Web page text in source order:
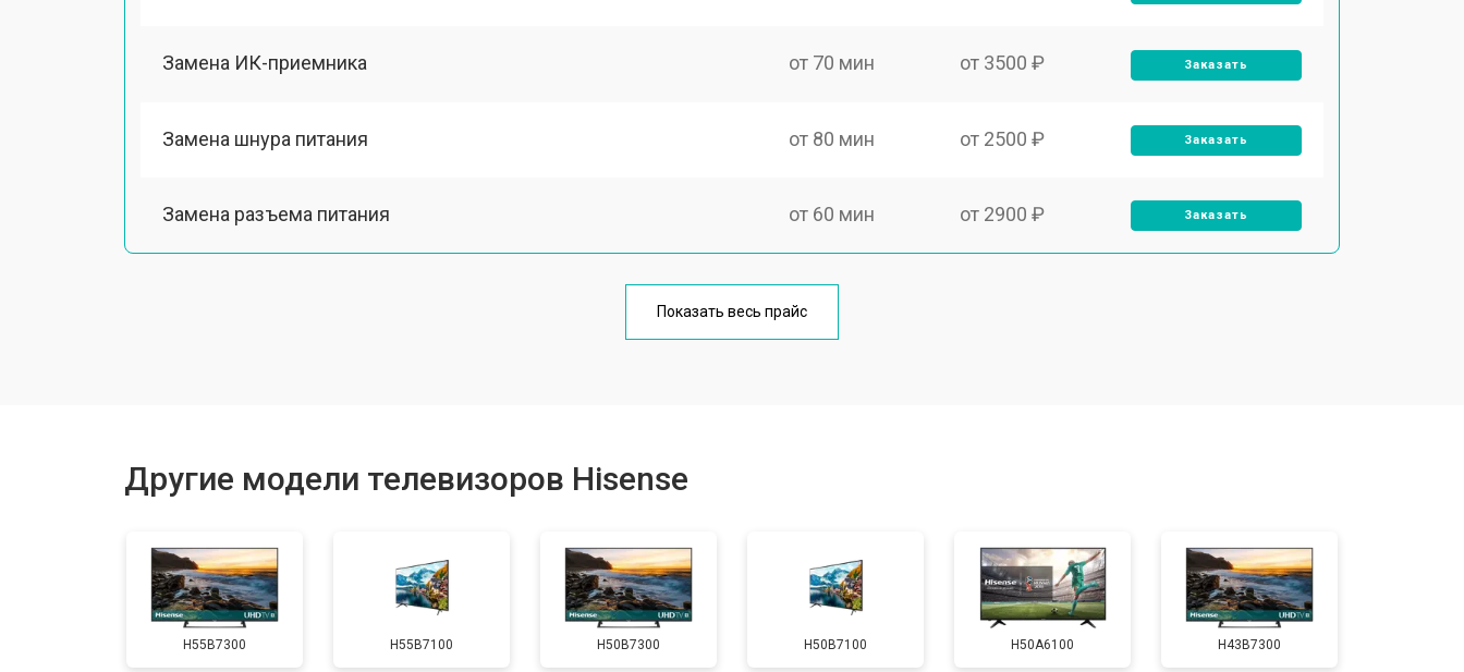
Замена ИК-приемника от 70 мин от 3500 ₽ Заказать
Замена шнура питания от 80 мин от 2500 ₽ Заказать
Замена разъема питания от 60 мин от 2900 ₽ Заказать
от 110 мин
Замена модуля Wi-Fi от 100 мин от 3500 ₽ Заказать
Замена лампы подсветки от 80 мин от 5200 ₽ Заказать
Показать весь прайс
Другие модели телевизоров Hisense
H55B7300 H55B7100 H50B7300 H50B7100 H50A6100 H43B7300